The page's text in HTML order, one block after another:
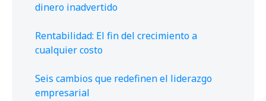
dinero inadvertido
Rentabilidad: El fin del crecimiento a
cualquier costo
Seis cambios que redefinen el liderazgo
empresarial